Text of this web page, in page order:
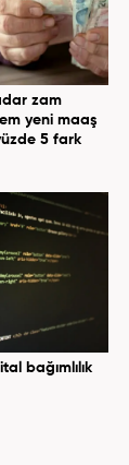
zam
yeni maaş
5 fark
bağımlılık